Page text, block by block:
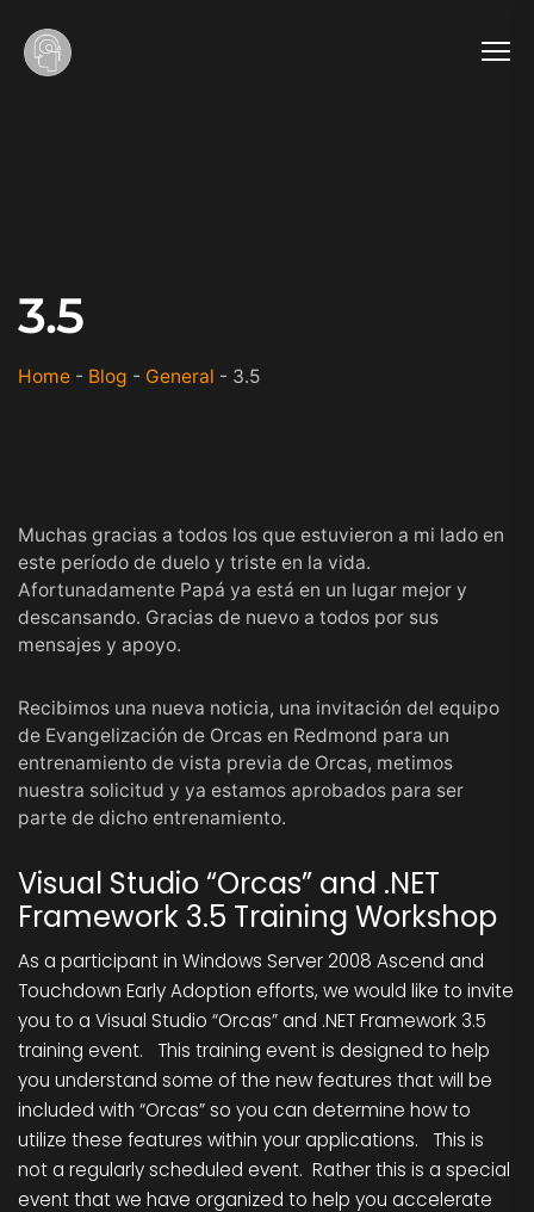
3.5
Home - Blog - General - 3.5
Muchas gracias a todos los que estuvieron a mi lado en
este período de duelo y triste en la vida.
Afortunadamente Papá ya está en un lugar mejor y
descansando. Gracias de nuevo a todos por sus
mensajes y apoyo.
Recibimos una nueva noticia, una invitación del equipo
de Evangelización de Orcas en Redmond para un
entrenamiento de vista previa de Orcas, metimos
nuestra solicitud y ya estamos aprobados para ser
parte de dicho entrenamiento.
Visual Studio “Orcas” and .NET
Framework 3.5 Training Workshop
As a participant in Windows Server 2008 Ascend and
Touchdown Early Adoption efforts, we would like to invite
you to a Visual Studio “Orcas” and .NET Framework 3.5
training event. This training event is designed to help
you understand some of the new features that will be
included with “Orcas” so you can determine how to
utilize these features within your applications. This is
not a regularly scheduled event. Rather this is a special
event that we have organized to help you accelerate